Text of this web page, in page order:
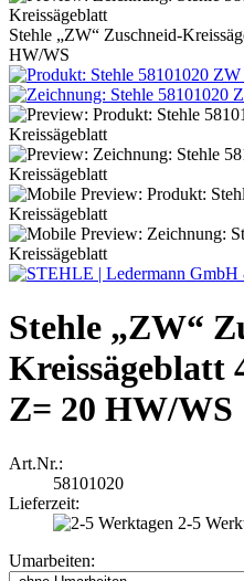
Stehle „ZW“ Zuschneid-
HW/WS
Stehle „ZW“
Kreissägeblatt
Z= 20 HW/WS
Art.Nr.:
58101020
Lieferzeit:
2-5
Umarbeiten: